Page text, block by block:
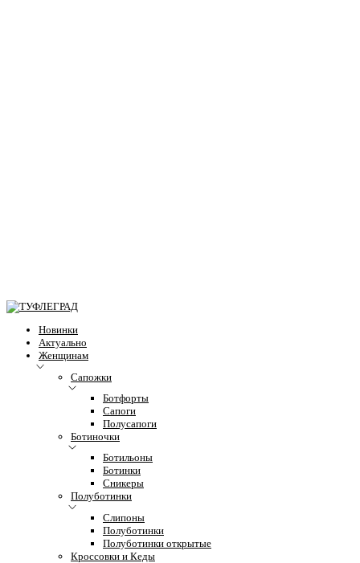
Новинки
Актуально
Женщинам
Сапожки
Ботфорты
Сапоги
Полусапоги
Ботиночки
Ботильоны
Ботинки
Сникеры
Полуботинки
Слипоны
Полуботинки
Полуботинки открытые
Кроссовки и Кеды